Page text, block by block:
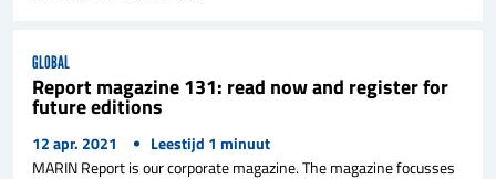
GLOBAL
Report magazine 131: read now and register for
future editions
12 apr. 2021 Leestijd 1 minuut
MARIN Report is our corporate magazine. The magazine focusses